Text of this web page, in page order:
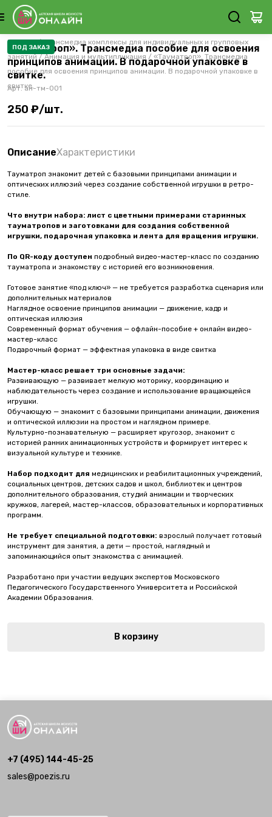
Каталог/Трансмедиа комплексы для индивидуальных и групповых
занятий/Анимация и мультипликация / «Тауматроп». Трансмедиа
пособие для освоения принципов анимации. В подарочной упаковке в
свитке.
ПОД ЗАКАЗ
«Тауматроп». Трансмедиа пособие для освоения
принципов анимации. В подарочной упаковке в
свитке.
Арт. ан-тм-001
250 ₽/шт.
ОписаниеХарактеристики
Тауматроп знакомит детей с базовыми принципами анимации и
оптических иллюзий через создание собственной игрушки в ретро-
стиле.
Что внутри набора: лист с цветными примерами старинных
тауматропов и заготовками для создания собственной
игрушки, подарочная упаковка и лента для вращения игрушки.
По QR-коду доступен подробный видео-мастер-класс по созданию
тауматропа и знакомству с историей его возникновения.
Готовое занятие «под ключ» — не требуется разработка сценария или
дополнительных материалов
Наглядное освоение принципов анимации — движение, кадр и
оптическая иллюзия
Современный формат обучения — офлайн-пособие + онлайн видео-
мастер-класс
Подарочный формат — эффектная упаковка в виде свитка
Мастер-класс решает три основные задачи:
Развивающую — развивает мелкую моторику, координацию и
наблюдательность через создание и использование вращающейся
игрушки.
Обучающую — знакомит с базовыми принципами анимации, движения
и оптической иллюзии на простом и наглядном примере.
Культурно-познавательную — расширяет кругозор, знакомит с
историей ранних анимационных устройств и формирует интерес к
визуальной культуре и технике.
Набор подходит для медицинских и реабилитационных учреждений,
социальных центров, детских садов и школ, библиотек и центров
дополнительного образования, студий анимации и творческих
кружков, лагерей, мастер-классов, образовательных и корпоративных
программ.
Не требует специальной подготовки: взрослый получает готовый
инструмент для занятия, а дети — простой, наглядный и
запоминающийся опыт знакомства с анимацией.
Разработано при участии ведущих экспертов Московского
Педагогического Государственного Университета и Российской
Академии Образования.
В корзину
+7 (495) 144-45-25
sales@poezis.ru